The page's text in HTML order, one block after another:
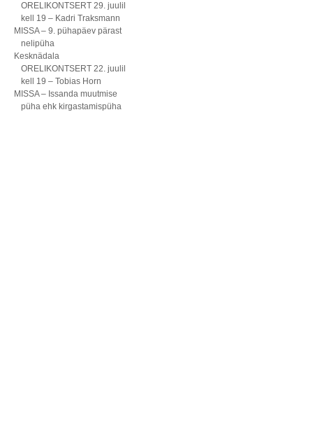
ORELIKONTSERT 29. juulil
kell 19 – Kadri Traksmann
MISSA – 9. pühapäev pärast
nelipüha
Kesknädala
ORELIKONTSERT 22. juulil
kell 19 – Tobias Horn
MISSA – Issanda muutmise
püha ehk kirgastamispüha